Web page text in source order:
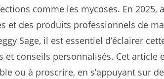
comme les mycoses. En 2025,
et des produits professionnels de
Sage, il est essentiel d’éclairer
et conseils personnalisés. Cet
ou à proscrire, en s’appuyant sur